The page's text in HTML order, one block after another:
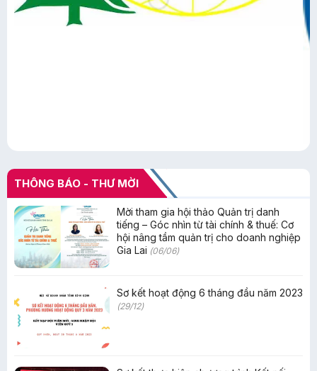
THÔNG BÁO - THƯ MỜI
Mời tham gia hội thảo Quản trị danh
tiếng – Góc nhìn từ tài chính & thuế: Cơ
hội nâng tầm quản trị cho doanh nghiệp
Gia Lai (06/06)
Sơ kết hoạt động 6 tháng đầu năm 2023
(29/12)